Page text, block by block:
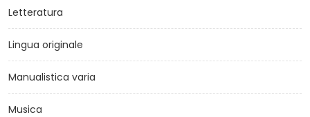
Letteratura
Lingua originale
Manualistica varia
Musica